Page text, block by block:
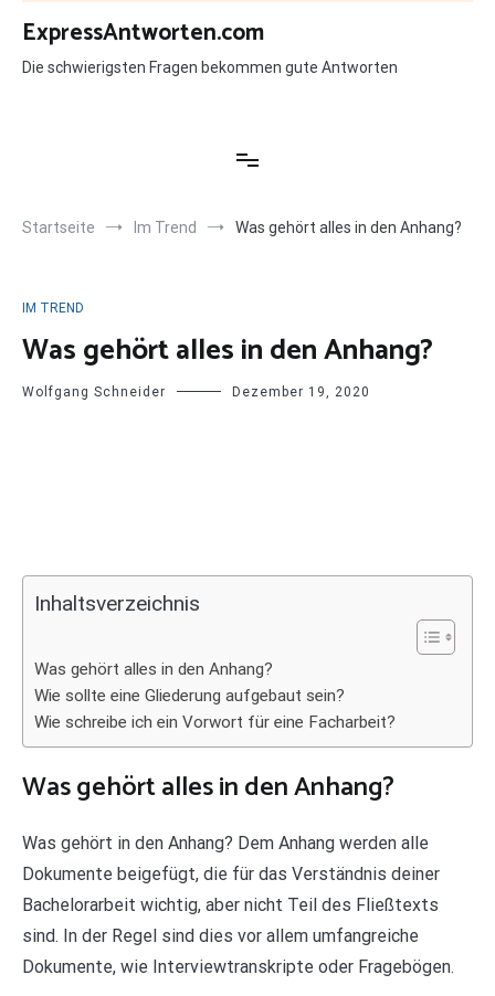
Zum
Inhalt
springen
ExpressAntworten.com
Die schwierigsten Fragen bekommen gute Antworten
Startseite Im Trend Was gehört alles in den Anhang?
IM TREND
Was gehört alles in den Anhang?
Wolfgang Schneider Dezember 19, 2020
Inhaltsverzeichnis
Was gehört alles in den Anhang?
Wie sollte eine Gliederung aufgebaut sein?
Wie schreibe ich ein Vorwort für eine Facharbeit?
Was gehört alles in den Anhang?
Was gehört in den Anhang? Dem Anhang werden alle
Dokumente beigefügt, die für das Verständnis deiner
Bachelorarbeit wichtig, aber nicht Teil des Fließtexts
sind. In der Regel sind dies vor allem umfangreiche
Dokumente, wie Interviewtranskripte oder Fragebögen.